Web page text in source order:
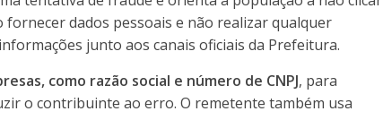
dados pessoais e não realizar qualquer
junto aos canais oficiais da Prefeitura.
como razão social e número de CNPJ, para
o contribuinte ao erro. O remetente também usa